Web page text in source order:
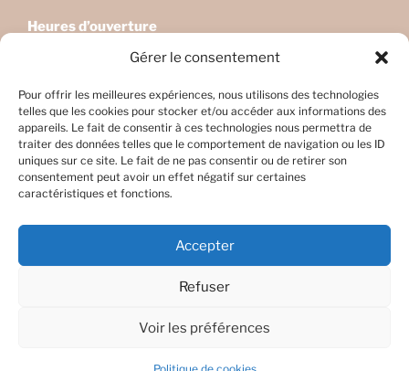
Gérer le consentement
Pour offrir les meilleures expériences, nous utilisons des technologies
telles que les cookies pour stocker et/ou accéder aux informations des
appareils. Le fait de consentir à ces technologies nous permettra de
traiter des données telles que le comportement de navigation ou les ID
uniques sur ce site. Le fait de ne pas consentir ou de retirer son
consentement peut avoir un effet négatif sur certaines
caractéristiques et fonctions.
Accepter
Refuser
Voir les préférences
Heures d’ouverture
Lundi: 08:45–22:00
Mercredi: Fermé
Jeudi: 08:45-17h45
Vendredi: 08:45-17h45
Samedi: Fermé
Dimanche: Fermé